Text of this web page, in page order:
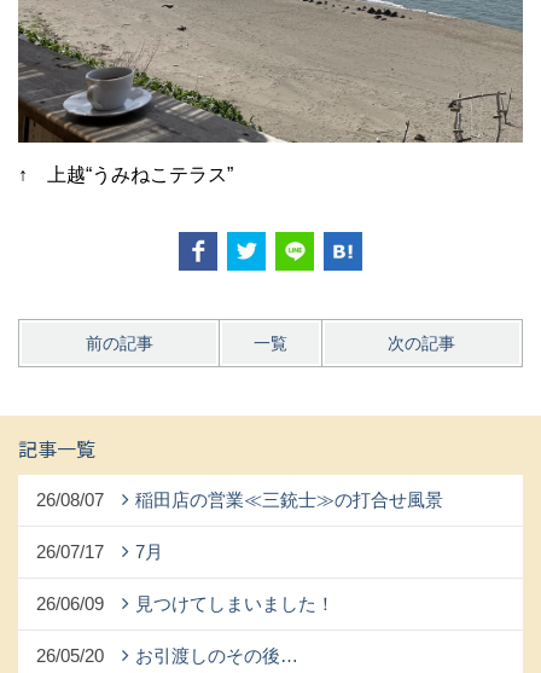
↑ 上越“うみねこテラス”
前の記事 一覧 次の記事
記事一覧
26/08/07 稲田店の営業≪三銃士≫の打合せ風景
26/07/17 7月
26/06/09 見つけてしまいました！
26/05/20 お引渡しのその後…